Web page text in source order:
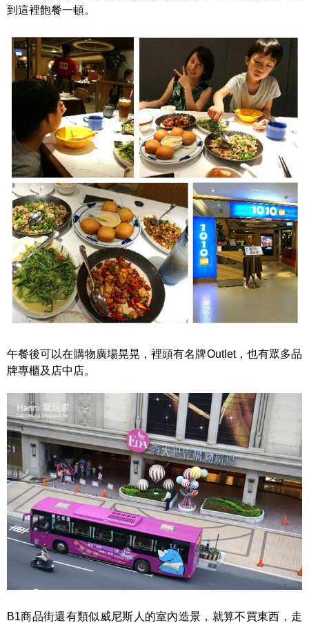
到這裡飽餐一頓。
午餐後可以在購物廣場晃晃，裡頭有名牌Outlet，也有眾多品
牌專櫃及店中店。
B1商品街還有類似威尼斯人的室內造景，就算不買東西，走